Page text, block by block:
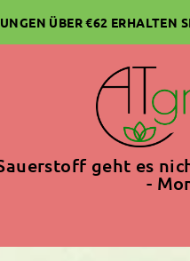
ÜBER €62 ERHALTEN
geht es
-